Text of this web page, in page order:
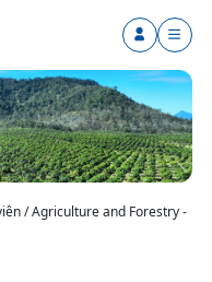
/ Agriculture and Forestry -